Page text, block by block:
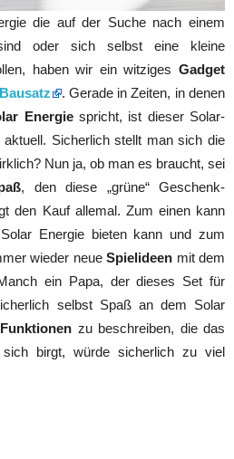
die auf der Suche nach einem
oder sich selbst eine kleine
haben wir ein witziges Gadget
. Gerade in Zeiten, in denen
Energiespricht, ist dieser Solar-
Sicherlich stellt man sich die
Nun ja, ob man es braucht, sei
, den diese „grüne“ Geschenk-
den Kauf allemal. Zum einen kann
Energie bieten kann und zum
wieder neueSpielideen mit dem
ein Papa, der dieses Set für
selbst Spaß an dem Solar
Funktionen zu beschreiben, die das
birgt, würde sicherlich zu viel